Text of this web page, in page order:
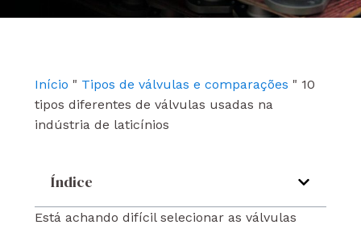
k
n
Início " Tipos de válvulas e comparações " 10
tipos diferentes de válvulas usadas na
indústria de laticínios
Índice
Está achando difícil selecionar as válvulas